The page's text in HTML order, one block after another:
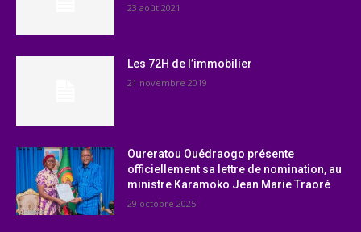
23 août 2021
Les 72H de l’immobilier
21 novembre 2019
Oureratou Ouédraogo présente
officiellement sa lettre de nomination, au
ministre Karamoko Jean Marie Traoré
29 octobre 2025